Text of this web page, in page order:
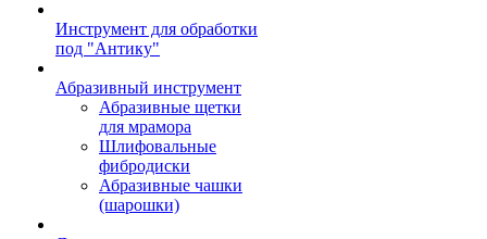
Инструмент для обработки
под "Антику"
Абразивный инструмент
Абразивные щетки
для мрамора
Шлифовальные
фибродиски
Абразивные чашки
(шарошки)